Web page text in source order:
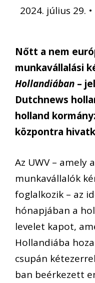
2024. július 29. •
Nőtt a nem
munkavállalási
Hollandiában –
Dutchnews
holland
központra
Az UWV – amely
munkavállalók
foglalkozik – az
hónapjában a
levelet kapot,
Hollandiába
csupán
ban beérkezett